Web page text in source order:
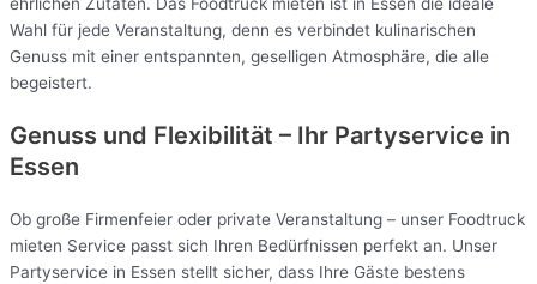
ehrlichen Zutaten. Das Foodtruck mieten ist in Essen die ideale
Wahl für jede Veranstaltung, denn es verbindet kulinarischen
Genuss mit einer entspannten, geselligen Atmosphäre, die alle
begeistert.
Genuss und Flexibilität – Ihr Partyservice in
Essen
Ob große Firmenfeier oder private Veranstaltung – unser Foodtruck
mieten Service passt sich Ihren Bedürfnissen perfekt an. Unser
Partyservice in Essen stellt sicher, dass Ihre Gäste bestens